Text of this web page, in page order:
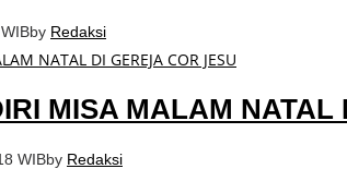
by Redaksi
MISA MALAM NATAL
WIBby Redaksi